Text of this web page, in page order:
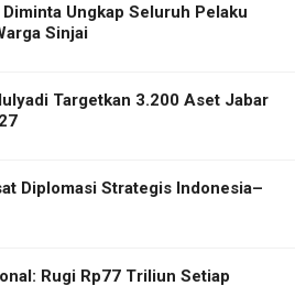
Ungkap Seluruh Pelaku
Sinjai
Targetkan 3.200 Aset Jabar
Diplomasi Strategis Indonesia–
Rugi Rp77 Triliun Setiap